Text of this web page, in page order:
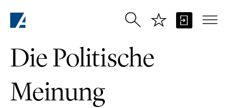
Die Politische
Meinung